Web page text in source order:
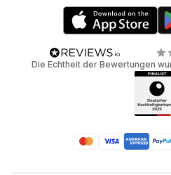
Die Echtheit der Bewertungen